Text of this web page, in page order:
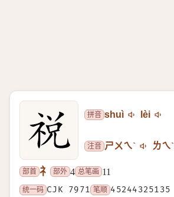
拼音 shuì lèi
注音 ㄕㄨㄟˋ ㄌㄟˋ
部首 礻 部外 4 总笔画 11
统一码 CJK 7971 笔顺 45244325135